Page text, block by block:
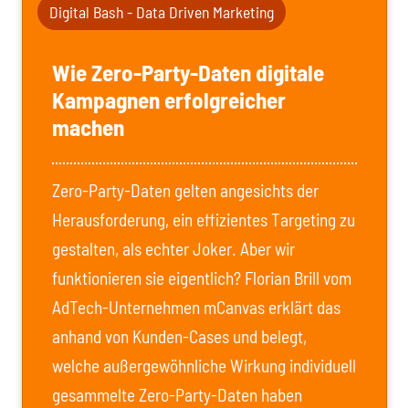
Digital Bash - Data Driven Marketing
Wie Zero-Party-Daten digitale
Kampagnen erfolgreicher
machen
Zero-Party-Daten gelten angesichts der
Herausforderung, ein effizientes Targeting zu
gestalten, als echter Joker. Aber wir
funktionieren sie eigentlich? Florian Brill vom
AdTech-Unternehmen mCanvas erklärt das
anhand von Kunden-Cases und belegt,
welche außergewöhnliche Wirkung individuell
gesammelte Zero-Party-Daten haben